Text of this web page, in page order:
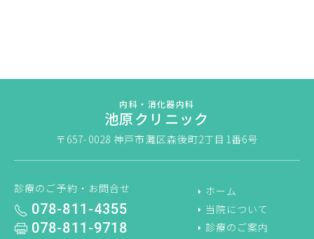
内科・消化器内科
池原クリニック
〒657-0028神戸市灘区森後町2丁目1番6号
診療のご予約・お問合せ
078-811-4355
078-811-9718
ホーム
当院について
診療のご案内